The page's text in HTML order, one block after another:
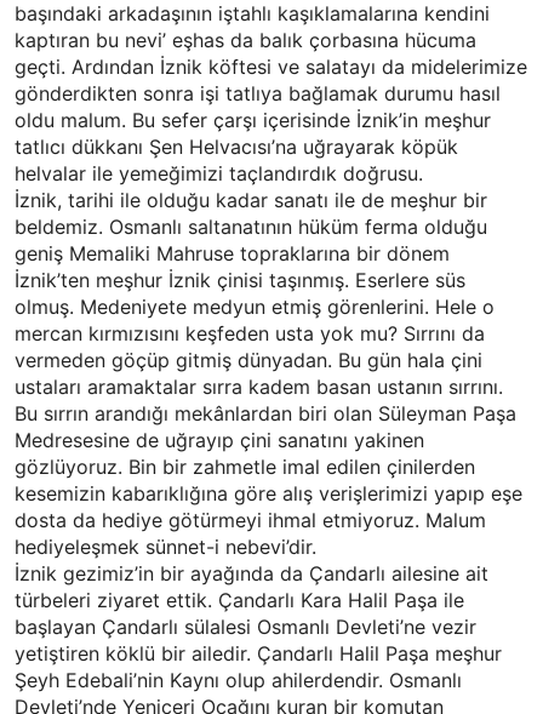
başındaki arkadaşının iştahlı kaşıklamalarına kendini
kaptıran bu nevi’ eşhas da balık çorbasına hücuma
geçti. Ardından İznik köftesi ve salatayı da midelerimize
gönderdikten sonra işi tatlıya bağlamak durumu hasıl
oldu malum. Bu sefer çarşı içerisinde İznik’in meşhur
tatlıcı dükkanı Şen Helvacısı’na uğrayarak köpük
helvalar ile yemeğimizi taçlandırdık doğrusu.
İznik, tarihi ile olduğu kadar sanatı ile de meşhur bir
beldemiz. Osmanlı saltanatının hüküm ferma olduğu
geniş Memaliki Mahruse topraklarına bir dönem
İznik’ten meşhur İznik çinisi taşınmış. Eserlere süs
olmuş. Medeniyete medyun etmiş görenlerini. Hele o
mercan kırmızısını keşfeden usta yok mu? Sırrını da
vermeden göçüp gitmiş dünyadan. Bu gün hala çini
ustaları aramaktalar sırra kadem basan ustanın sırrını.
Bu sırrın arandığı mekânlardan biri olan Süleyman Paşa
Medresesine de uğrayıp çini sanatını yakinen
gözlüyoruz. Bin bir zahmetle imal edilen çinilerden
kesemizin kabarıklığına göre alış verişlerimizi yapıp eşe
dosta da hediye götürmeyi ihmal etmiyoruz. Malum
hediyeleşmek sünnet-i nebevi’dir.
İznik gezimiz’in bir ayağında da Çandarlı ailesine ait
türbeleri ziyaret ettik. Çandarlı Kara Halil Paşa ile
başlayan Çandarlı sülalesi Osmanlı Devleti’ne vezir
yetiştiren köklü bir ailedir. Çandarlı Halil Paşa meşhur
Şeyh Edebali’nin Kaynı olup ahilerdendir. Osmanlı
Devleti’nde Yeniçeri Ocağını kuran bir komutan